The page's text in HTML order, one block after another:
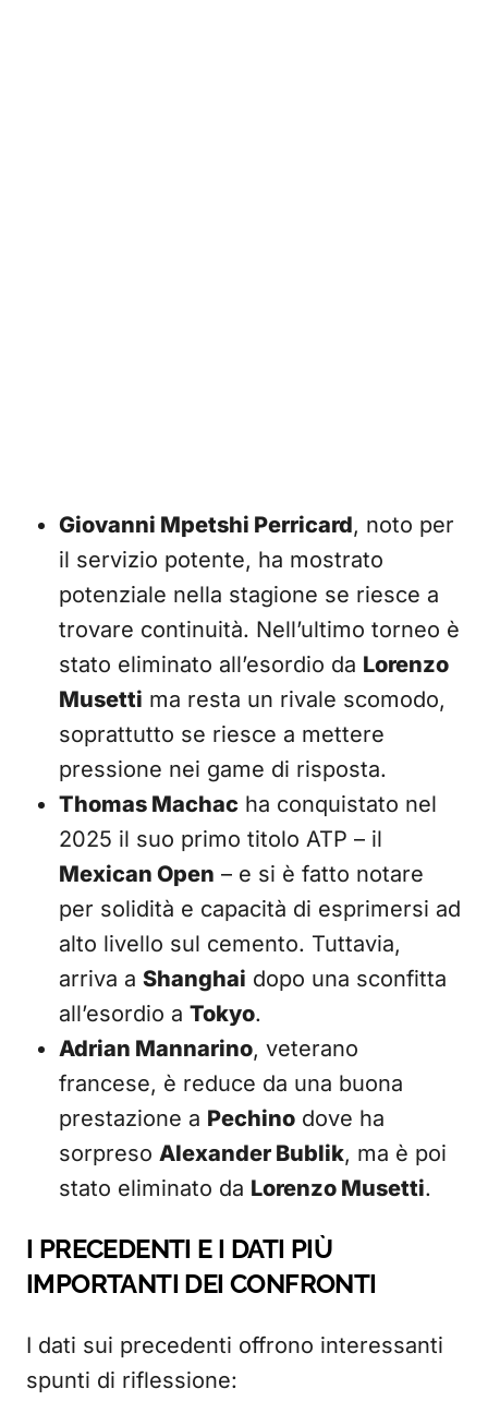
Giovanni Mpetshi Perricard, noto per
il servizio potente, ha mostrato
potenziale nella stagione se riesce a
trovare continuità. Nell’ultimo torneo è
stato eliminato all’esordio da Lorenzo
Musetti ma resta un rivale scomodo,
soprattutto se riesce a mettere
pressione nei game di risposta.
Thomas Machac ha conquistato nel
2025 il suo primo titolo ATP – il
Mexican Open – e si è fatto notare
per solidità e capacità di esprimersi ad
alto livello sul cemento. Tuttavia,
arriva a Shanghai dopo una sconfitta
all’esordio a Tokyo.
Adrian Mannarino, veterano
francese, è reduce da una buona
prestazione a Pechino dove ha
sorpreso Alexander Bublik, ma è poi
stato eliminato da Lorenzo Musetti.
I PRECEDENTI E I DATI PIÙ
IMPORTANTI DEI CONFRONTI
I dati sui precedenti offrono interessanti
spunti di riflessione: